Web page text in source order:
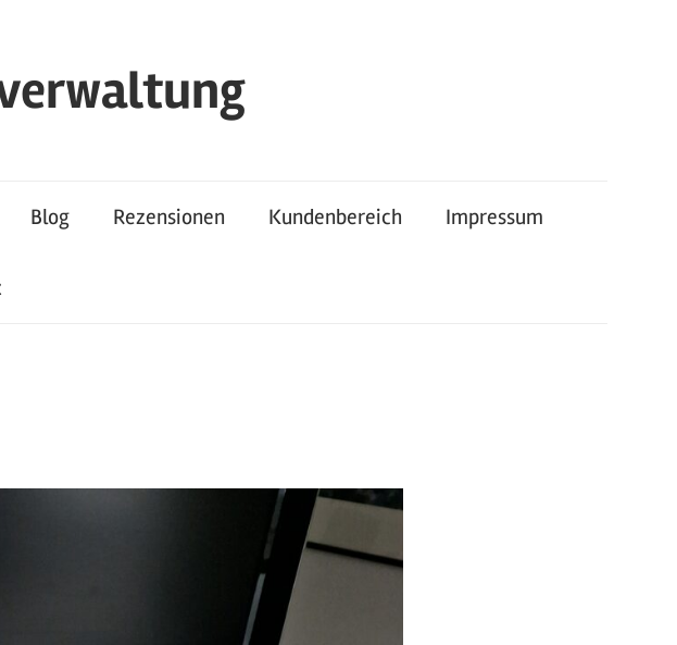
Blog Rezensionen Kundenbereich Impressum